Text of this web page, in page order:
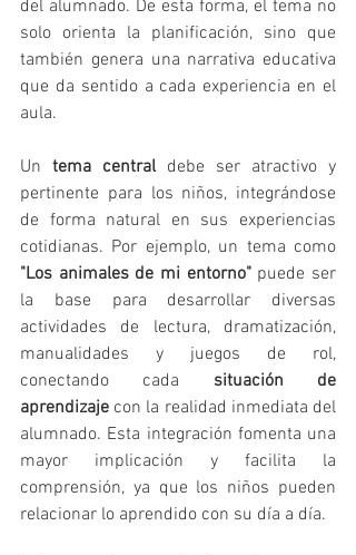
del alumnado. De esta forma, el tema no
solo orienta la planificación, sino que
también genera una narrativa educativa
que da sentido a cada experiencia en el
aula.
Un tema central debe ser atractivo y
pertinente para los niños, integrándose
de forma natural en sus experiencias
"Los animales de mi entorno" puede ser
la base para desarrollar diversas
actividades de lectura, dramatización,
manualidades y juegos de rol,
conectando cada situación de
aprendizaje con la realidad inmediata del
alumnado. Esta integración fomenta una
mayor implicación y facilita la
comprensión, ya que los niños pueden
relacionar lo aprendido con su día a día.